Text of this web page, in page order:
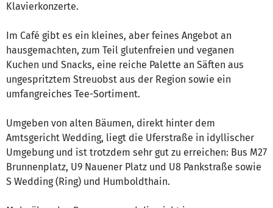
Klavierkonzerte.
Im Café gibt es ein kleines, aber feines Angebot an
hausgemachten, zum Teil glutenfreien und veganen
Kuchen und Snacks, eine reiche Palette an Säften aus
ungespritztem Streuobst aus der Region sowie ein
umfangreiches Tee-Sortiment.
Umgeben von alten Bäumen, direkt hinter dem
Amtsgericht Wedding, liegt die Uferstraße in idyllischer
Umgebung und ist trotzdem sehr gut zu erreichen: Bus M27
Brunnenplatz, U9 Nauener Platz und U8 Pankstraße sowie
S Wedding (Ring) und Humboldthain.